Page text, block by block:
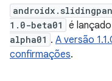
1.0-beta01
é
alpha01 . A versão
confirmações.